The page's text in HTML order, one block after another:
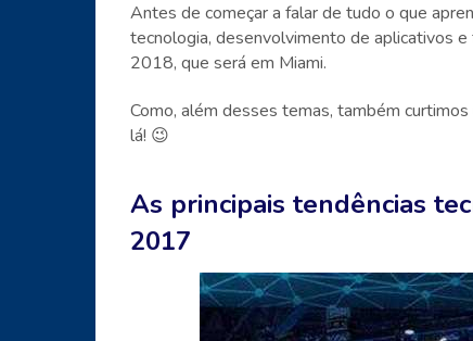
Antes de começar a falar de tudo o que
tecnologia, desenvolvimento de aplicativos
2018, que será em Miami.
Como, além desses temas, também
lá! 😉
As principais tendências
2017